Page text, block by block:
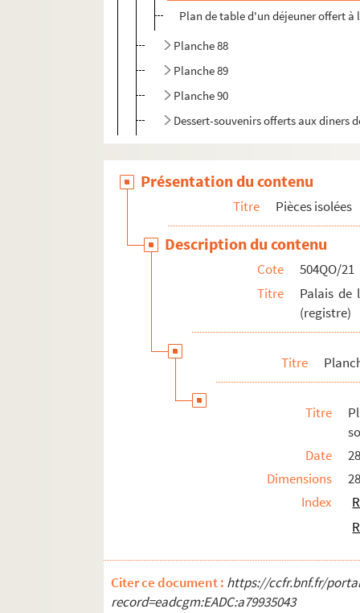
Plan de table d'un déjeuner offert à
Planche 88
Planche 89
Planche 90
Dessert-souvenirs offerts aux diners
Présentation du contenu
Titre Pièces isolées
Description du contenu
Cote
504QO/21
Titre
Palais de
(registre)
Titre
Titre
Date
Dimensions
Index
Citer ce document : https://ccfr.bnf.fr/
record=eadcgm:EADC:a79935043